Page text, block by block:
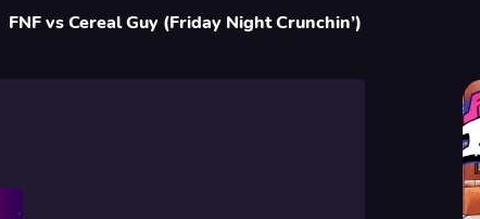
FNF vs Cereal Guy (Friday Night Crunchin’)